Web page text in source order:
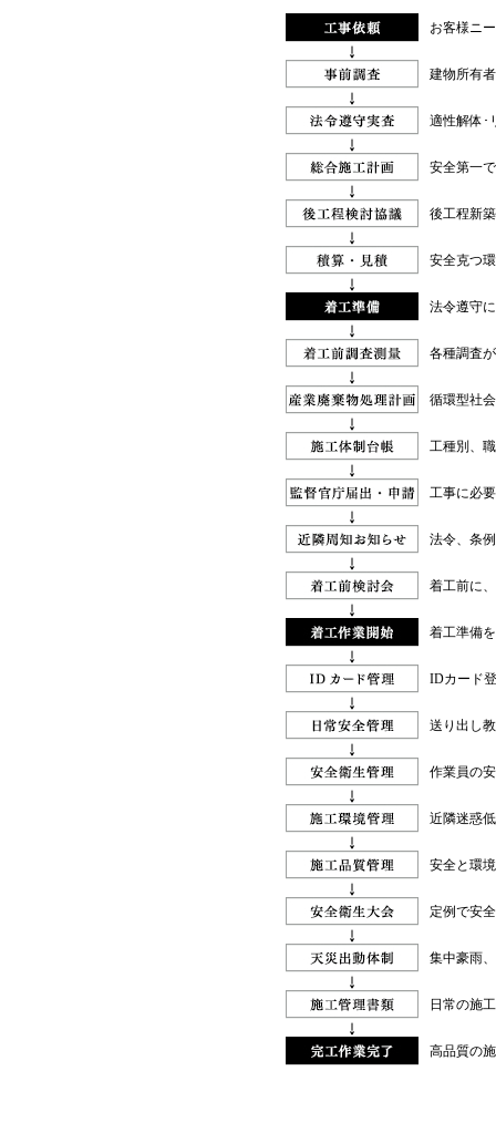
お客様ニ
建物所有
適性解体･
安全第一
後工程新
安全克つ
法令遵守
各種調査
循環型社
工種別、
工事に必
法令、条
着工前に
着工準備
IDカード
送り出し
作業員の
近隣迷惑
安全と環
定例で安
集中豪雨
日常の施
高品質の